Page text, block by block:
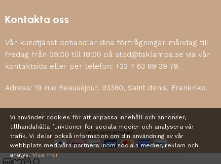
Kontakta oss
Vår kundtjänst behandlar dina förfrågningar måndag till
fredag från 09:00 till 18:00 på stod@taklampa.se via vår
kontaktsida eller per telefon: +33 7 63 89 39 79.
Adress: 19 rue Beauséjour, 93380, Saint denis, Frankrike.
© 2025 Taklampa.se |Webbplatskarta
Vi använder cookies för att anpassa innehåll och annonser,
tillhandahålla funktioner för sociala medier och analysera vår
trafik. Vi delar också information om din användning av vår
webbplats med våra partners inom sociala medier, reklam och
analys.Visa mer
0